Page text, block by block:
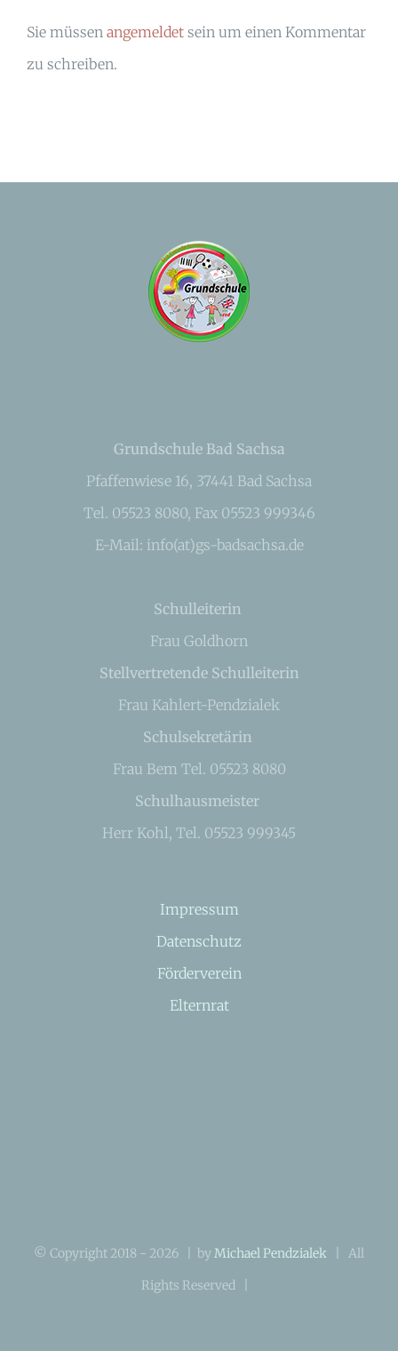
Sie müssen angemeldet sein um einen Kommentar
zu schreiben.
Grundschule Bad Sachsa
Pfaffenwiese 16, 37441 Bad Sachsa
Tel. 05523 8080, Fax 05523 999346
E-Mail: info(at)gs-badsachsa.de
Schulleiterin
Frau Goldhorn
Stellvertretende Schulleiterin
Frau Kahlert-Pendzialek
Schulsekretärin
Frau Bem Tel. 05523 8080
Schulhausmeister
Herr Kohl, Tel. 05523 999345
Impressum
Datenschutz
Förderverein
Elternrat
© Copyright 2018 - 2026 | byMichael Pendzialek | All
Rights Reserved |